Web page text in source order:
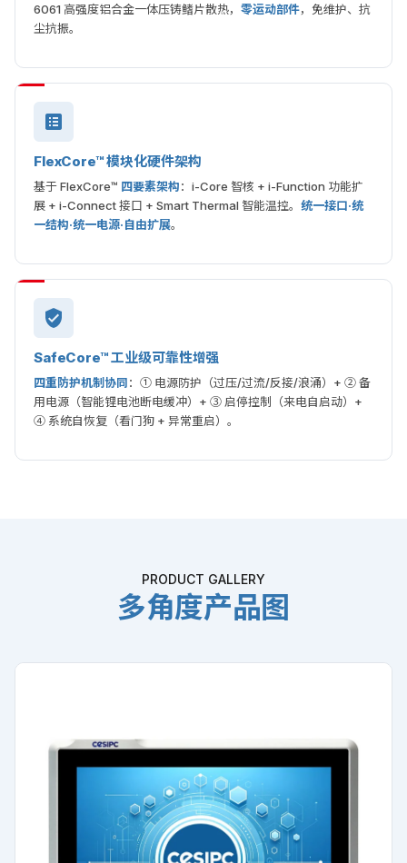
6061 高强度铝合金一体压铸鳍片散热， 零运动部件，免维护、抗
尘抗振。
FlexCore™ 模块化硬件架构
基于 FlexCore™ 四要素架构：i-Core 智核 + i-Function 功能扩
展 + i-Connect 接口 + Smart Thermal 智能温控。 统一接口·统
一结构·统一电源·自由扩展。
SafeCore™ 工业级可靠性增强
四重防护机制协同：① 电源防护（过压/过流/反接/浪涌）+ ② 备
用电源（智能锂电池断电缓冲）+ ③ 启停控制（来电自启动）+
④ 系统自恢复（看门狗 + 异常重启）。
PRODUCT GALLERY
多角度产品图